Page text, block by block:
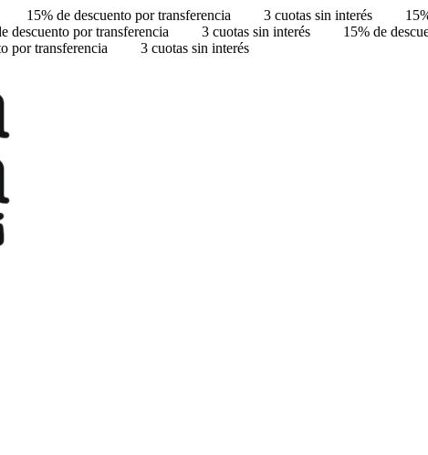
15% de descuento por transferencia 3 cuotas sin interés
descuento por transferencia 3 cuotas sin interés 15% de
por transferencia 3 cuotas sin interés